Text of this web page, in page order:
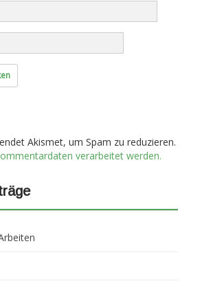
Akismet, um Spam zu reduzieren.
verarbeitet werden.